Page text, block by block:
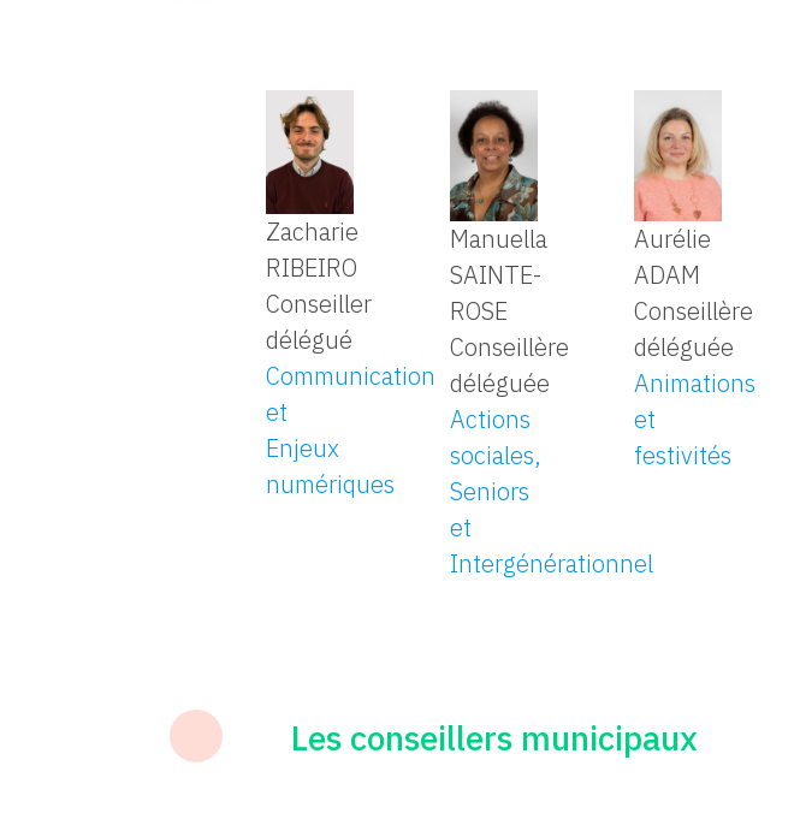
Zacharie
RIBEIRO
Conseiller
délégué
Communication
et
Enjeux
numériques
Manuella
SAINTE-
ROSE
Conseillère
déléguée
Actions
sociales,
Seniors
et
Intergénérationnel
Aurélie
ADAM
Conseillère
déléguée
Animations
et
festivités
Les conseillers municipaux